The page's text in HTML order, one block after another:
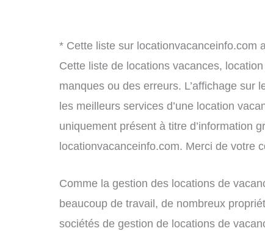
* Cette liste sur locationvacanceinfo.com
Cette liste de locations vacances,
manques ou des erreurs. L’affichage sur
les meilleurs services d’une location
uniquement présent à titre d’information
locationvacanceinfo.com. Merci de votre
Comme la gestion des locations de
beaucoup de travail, de nombreux
sociétés de gestion de locations de